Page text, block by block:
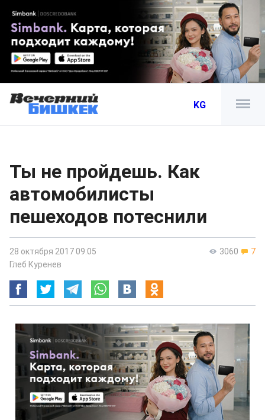
KG
Ты не пройдешь. Как
автомобилисты
пешеходов потеснили
3060 7
28 октября 2017 09:05
Глеб Куренев